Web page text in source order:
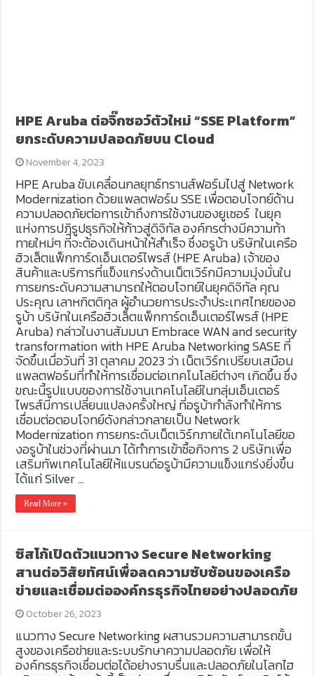
HPE Aruba ต่อจิ๊กซอว์ตัวใหม่ “SSE Platform”
ยกระดับความปลอดภัยบน Cloud
November 4, 2023
HPE Aruba ขับเคลื่อนกลยุทธ์ทรานส์ฟอร์มไปสู่ Network
Modernization ด้วยแพลตฟอร์ม SSE เพื่อตอบโจทย์ด้าน
ความปลอดภัยต่อการเข้าถึงการใช้งานของยูเซอร์ ในยุค
แห่งการปฏิรูปธุรกิจให้ก้าวสู่ดิจิทัล องค์กรต่างมีความท้า
ทายใหม่ๆ ที่จะต้องเดินหน้าให้สำเร็จ ซึ่งอรูบ้า บริษัทในเครือ
ฮิวเล็ตแพ็กการ์ดเอ็นเตอร์ไพรส์ (HPE Aruba) เจ้าของ
สินค้าและบริการที่แข็งแกร่งด้านเน็ตเวิร์กมีความมุ่งมั่นใน
การยกระดับความสามารถให้ตอบโจทย์ในยุคดิจิทัล คุณ
ประคุณ เลาหกิตติกุล ผู้อำนวยการประจำประเทศไทยของอ
รูบ้า บริษัทในเครือฮิวเล็ตแพ็กการ์ดเอ็นเตอร์ไพรส์ (HPE
Aruba) กล่าวในงานสัมมนา Embrace WAN and security
transformation with HPE Aruba Networking SASE ที่
จัดขึ้นเมื่อวันที่ 31 ตุลาคม 2023 ว่า เน็ตเวิร์กเปรียบเสมือน
แพลตฟอร์มที่ทำให้การเชื่อมต่อเทคโนโลยีต่างๆ เกิดขึ้น ซึ่ง
ขณะนี้รูปแบบของการใช้งานเทคโนโลยีในกลุ่มเอ็นเตอร์
ไพรส์มีการเปลี่ยนแปลงครั้งใหญ่ ที่อรูบ้ากำลังทำให้การ
เชื่อมต่อตอบโจทย์ดังกล่าวกลายเป็น Network
Modernization การยกระดับเน็ตเวิร์กภายใต้เทคโนโลยีขอ
งอรูบ้าในช่วงที่ผ่านมา ได้ทำการเข้าซื้อกิจการ 2 บริษัทเพื่อ
เสริมทัพเทคโนโลยีให้แบรนด์อรูบ้ามีความแข็งแกร่งยิ่งขึ้น
ได้แก่ Silver …
Read More »
ซิสโก้เปิดตัวแนวทาง Secure Networking
สานต่อวิสัยทัศน์เพื่อลดความซับซ้อนของเครือ
ข่ายและเชื่อมต่อองค์กรธุรกิจไทยอย่างปลอดภัย
October 26, 2023
แนวทาง Secure Networking ผสานรวมความสามารถขั้น
สูงของเครือข่ายและระบบรักษาความปลอดภัย เพื่อให้
องค์กรธุรกิจเชื่อมต่อได้อย่างราบรื่นและปลอดภัยในโลกไฮ